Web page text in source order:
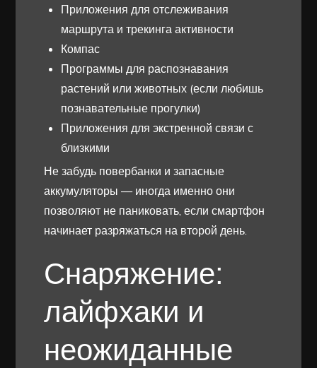
Приложения для отслеживания
маршрута и трекинга активности
Компас
Программы для распознавания
растений или животных (если любишь
познавательные прогулки)
Приложения для экстренной связи с
близкими
Не забудь повербанки и запасные
аккумуляторы — иногда именно они
позволяют не паниковать, если смартфон
начинает разряжаться на второй день.
Снаряжение:
лайфхаки и
неожиданные